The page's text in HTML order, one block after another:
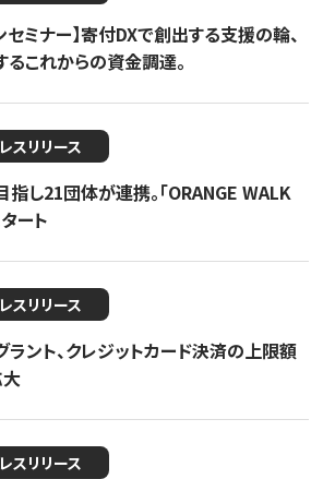
セミナー】寄付DXで創出する支援の輪、
これからの資金調達。
スリリース
し21団体が連携。「ORANGE WALK
ート
スリリース
ント、クレジットカード決済の上限額
スリリース